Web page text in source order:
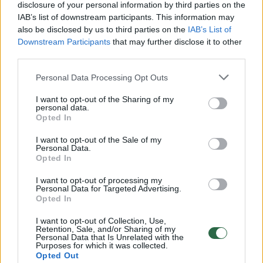
disclosure of your personal information by third parties on the
IAB’s list of downstream participants. This information may
also be disclosed by us to third parties on the IAB’s List of
Downstream Participants that may further disclose it to other
Personal Data Processing Opt Outs
I want to opt-out of the Sharing of my
personal data.
Opted In
I want to opt-out of the Sale of my
Personal Data.
Opted In
I want to opt-out of processing my
Personal Data for Targeted Advertising.
Opted In
I want to opt-out of Collection, Use,
Retention, Sale, and/or Sharing of my
Personal Data that Is Unrelated with the
Purposes for which it was collected.
Opted Out
00:00:30
Vaizdai iš tragiškos avarijos Vilniaus r.: dviejų moterų ir
vaiko gyvybių išgelbėti nepavyko
Žinios | Lietuvos diena
00:00:57
Savaitės vidurys nusimato karštas: temperatūra kils iki
32 laipsnių šilumos
vaizdas pribloškia
V. Zalužno pasisakymą laiko bandymu įsitvirtinti